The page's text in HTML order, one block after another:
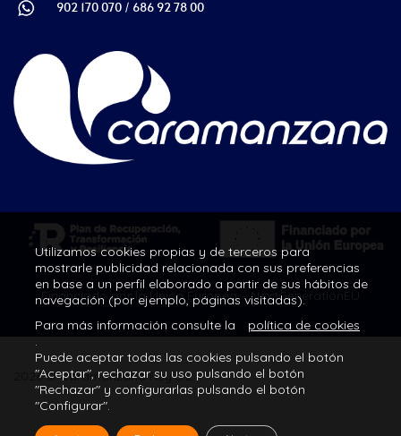
902 170 070 / 686 92 78 00
Financiado por la Unión Europea – NextGenerationEU
2026 © Caramanzana Rey S.L.
Utilizamos cookies propias y de terceros para
mostrarle publicidad relacionada con sus preferencias
en base a un perfil elaborado a partir de sus hábitos de
navegación (por ejemplo, páginas visitadas).
Para más información consulte la
política de cookies
.
Puede aceptar todas las cookies pulsando el botón
"Aceptar", rechazar su uso pulsando el botón
"Rechazar" y configurarlas pulsando el botón
"Configurar".